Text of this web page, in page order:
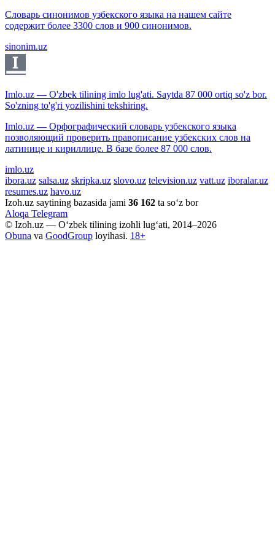
Словарь синонимов узбекского языка на нашем сайте
содержит более 3300 слов и 900 синонимов.
sinonim.uz
Imlo.uz — O'zbek tilining imlo lug'ati. Saytda 87 000 ortiq so'z bor.
So'zning to'g'ri yozilishini tekshiring.
Imlo.uz — Орфографический словарь узбекского языка
позволяющий проверить правописание узбекских слов на
латинице и кириллице. В базе более 87 000 слов.
imlo.uz
ibora.uz salsa.uz skripka.uz slovo.uz television.uz vatt.uz iboralar.uz
resumes.uz havo.uz
Izoh.uz saytining bazasida jami 36 162 ta so‘z bor
Aloqa Telegram
© Izoh.uz — O‘zbek tilining izohli lug‘ati, 2014–2026
Obuna va GoodGroup loyihasi. 18+